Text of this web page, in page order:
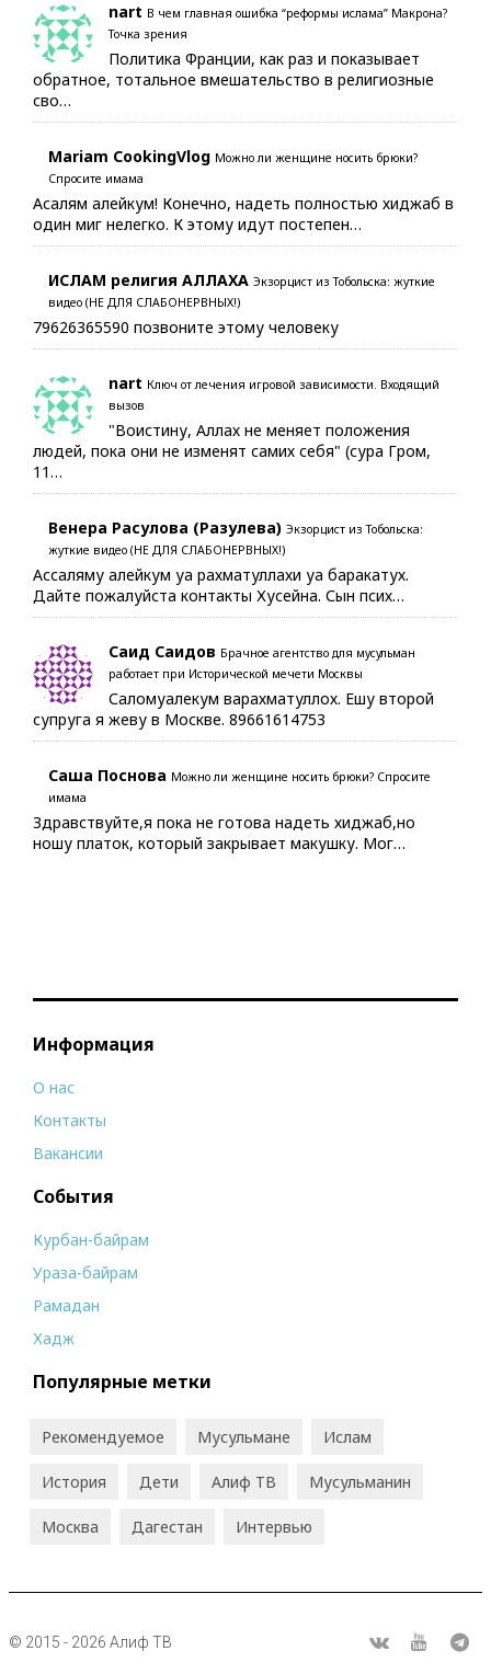
nart В чем главная ошибка “реформы ислама” Макрона?
Точка зрения
Политика Франции, как раз и показывает
обратное, тотальное вмешательство в религиозные
сво…
Mariam CookingVlog Можно ли женщине носить брюки?
Спросите имама
Асалям алейкум! Конечно, надеть полностью хиджаб в
один миг нелегко. К этому идут постепен…
ИСЛАМ религия АЛЛАХА Экзорцист из Тобольска: жуткие
видео (НЕ ДЛЯ СЛАБОНЕРВНЫХ!)
79626365590 позвоните этому человеку
nart Ключ от лечения игровой зависимости. Входящий
вызов
"Воистину, Аллах не меняет положения
людей, пока они не изменят самих себя" (сура Гром,
11…
Венера Расулова (Разулева) Экзорцист из Тобольска:
жуткие видео (НЕ ДЛЯ СЛАБОНЕРВНЫХ!)
Ассаляму алейкум уа рахматуллахи уа баракатух.
Дайте пожалуйста контакты Хусейна. Сын псих…
Саид Саидов Брачное агентство для мусульман
работает при Исторической мечети Москвы
Саломуалекум варахматуллох. Ешу второй
супруга я жеву в Москве. 89661614753
Саша Поснова Можно ли женщине носить брюки? Спросите
имама
Здравствуйте,я пока не готова надеть хиджаб,но
ношу платок, который закрывает макушку. Мог…
Информация
О нас
Контакты
Вакансии
События
Курбан-байрам
Ураза-байрам
Рамадан
Хадж
Популярные метки
Рекомендуемое Мусульмане Ислам
История Дети Алиф ТВ Мусульманин
Москва Дагестан Интервью
© 2015 - 2026 Алиф ТВ